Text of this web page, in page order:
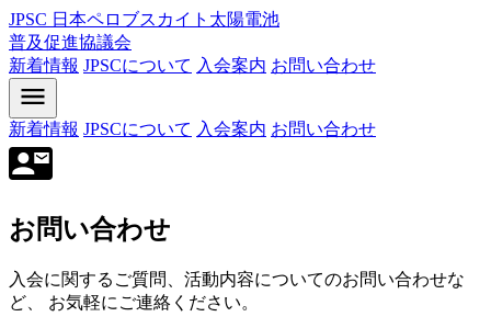
JPSC 日本ペロブスカイト太陽電池
普及促進協議会
新着情報 JPSCについて 入会案内 お問い合わせ
新着情報 JPSCについて 入会案内 お問い合わせ
お問い合わせ
入会に関するご質問、活動内容についてのお問い合わせな
ど、 お気軽にご連絡ください。